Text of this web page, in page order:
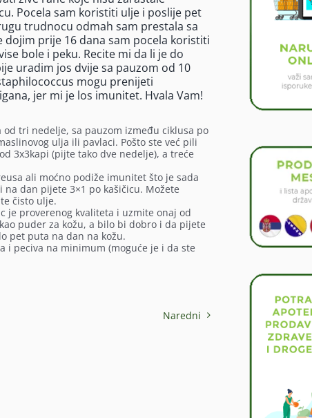
Pocela sam koristiti ulje i poslije pet
trudnocu odmah sam prestala sa
dojim prije 16 dana sam pocela koristiti
bole i peku. Recite mi da li je do
uradim jos dvije sa pauzom od 10
mogu prenijeti
jer mi je los imunitet. Hvala Vam!
tri nedelje, sa pauzom između ciklusa po
ulja ili pavlaci. Pošto ste već pili
3x3kapi (pijte tako dve nedelje), a treće
ali moćno podiže imunitet što je sada
dan pijete 3×1 po kašičicu. Možete
čisto ulje.
je proverenog kvaliteta i uzmite onaj od
puder za kožu, a bilo bi dobro i da pijete
pet puta na dan na kožu.
peciva na minimum (moguće je i da ste
Naredni